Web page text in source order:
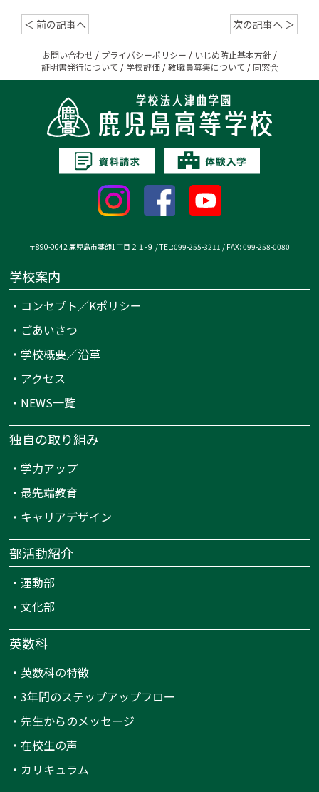
＜ 前の記事へ 次の記事へ ＞
お問い合わせ / プライバシーポリシー / いじめ防止基本方針 /
証明書発行について / 学校評価/教職員募集について / 同窓会
〒890-0042 鹿児島市薬師1丁目２１-９ / TEL:099-255-3211 / FAX: 099-258-0080
学校案内
・ コンセプト／Kポリシー
・ ごあいさつ
・学校概要／沿革
・ アクセス
・ NEWS一覧
独自の取り組み
・学力アップ
・最先端教育
・ キャリアデザイン
部活動紹介
・運動部
・文化部
英数科
・ 英数科の特徴
・3年間のステップアップフロー
・先生からのメッセージ
・在校生の声
・ カリキュラム